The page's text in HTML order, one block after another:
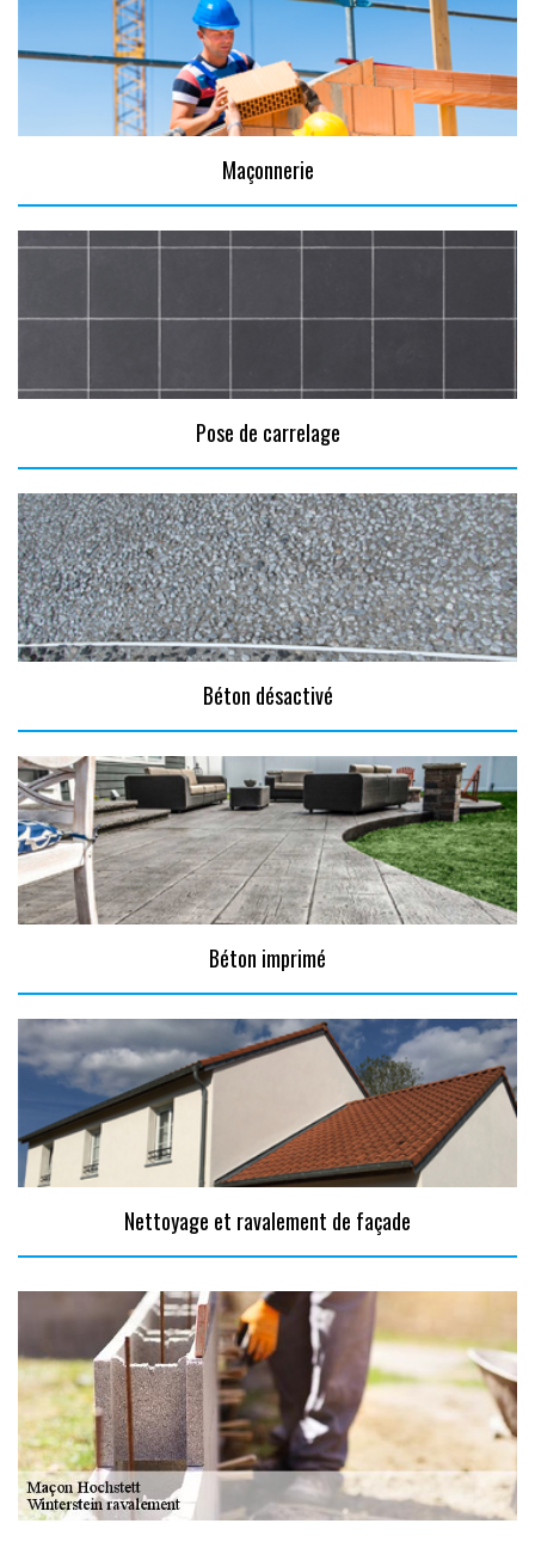
Maçonnerie
Pose de carrelage
Béton désactivé
Béton imprimé
Nettoyage et ravalement de façade